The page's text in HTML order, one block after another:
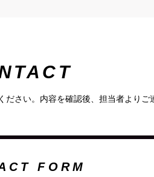
さい。内容を確認後、担当者よりご
FORM